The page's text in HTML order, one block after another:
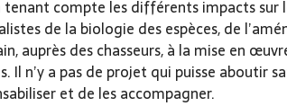
compte les différents impacts sur
de la biologie des espèces, de
auprès des chasseurs, à la mise en
n’y a pas de projet qui puisse aboutir
et de les accompagner.